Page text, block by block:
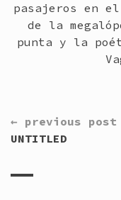
pasajeros en
de la
punta y la
CONTINUE
READING
← previous post
UNTITLED